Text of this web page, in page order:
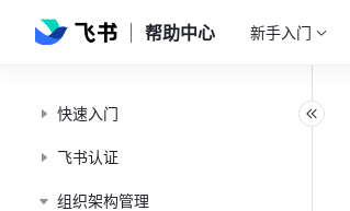
帮助中心 新手入门
快速入门
飞书认证
组织架构管理